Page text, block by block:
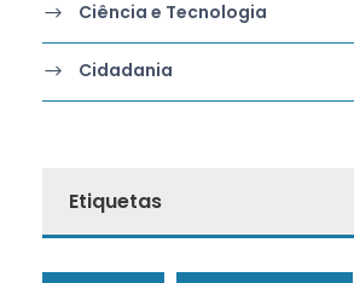
Ciência e Tecnologia
Cidadania
Etiquetas